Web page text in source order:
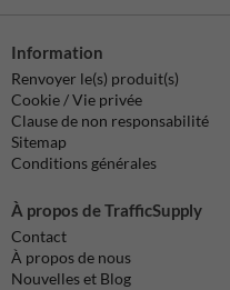
Information
Renvoyer le(s) produit(s)
Cookie / Vie privée
Clause de non responsabilité
Sitemap
Conditions générales
À propos de TrafficSupply
Contact
À propos de nous
Nouvelles et Blog